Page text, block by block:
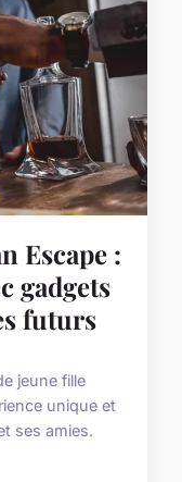
Escape :
gadgets
futurs
jeune fille
unique et
ses amies.